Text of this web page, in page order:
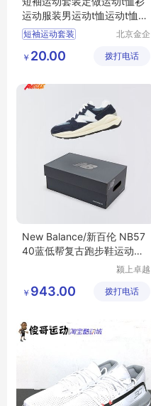
运动服装男运动t恤运动t恤
女
短袖运动套装
运动服装 男运动t恤
北京金企
有限公司
￥ 20.00 拨打电话
New Balance/新百伦 NB57
40蓝低帮复古跑步鞋运动休
颍上卓越
有限公司
￥ 943.00 拨打电话